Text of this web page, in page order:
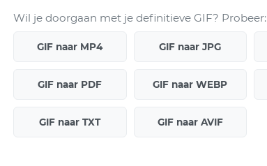
Wil je doorgaan met je definitieve GIF? Probeer:
GIF naar MP4 GIF naar JPG
GIF naar PDF GIF naar WEBP
GIF naar TXT GIF naar AVIF